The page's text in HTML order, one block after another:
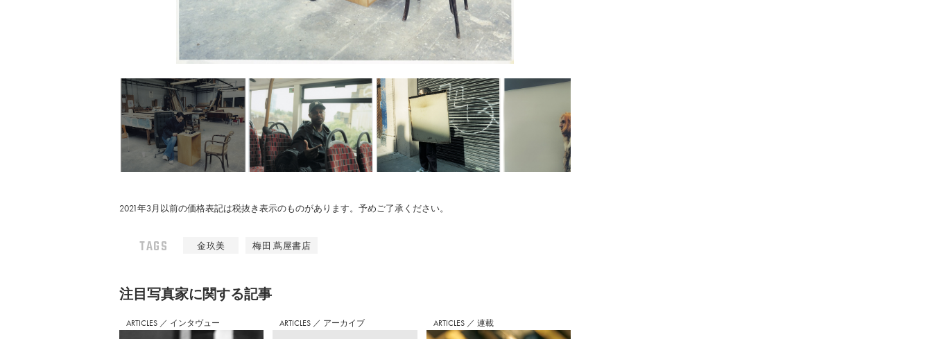
2021年3月以前の価格表記は税抜き表示のものがあります。予めご了承ください。
TAGS 金玖美 梅田 蔦屋書店
注⽬写真家に関する記事
ARTICLES ／ インタヴュー ARTICLES ／ アーカイブ ARTICLES ／ 連載